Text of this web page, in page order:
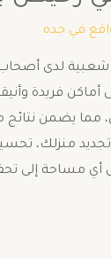
في جده
لدى
أماكن
مما يضمن
منزلك،
أي